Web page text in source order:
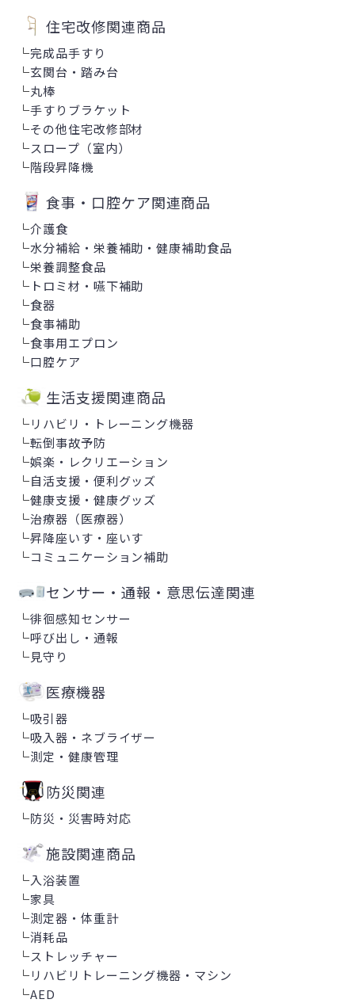
住宅改修関連商品
└完成品手すり
└玄関台・踏み台
└丸棒
└手すりブラケット
└その他住宅改修部材
└スロープ（室内）
└階段昇降機
食事・口腔ケア関連商品
└介護食
└水分補給・栄養補助・健康補助食品
└栄養調整食品
└ トロミ材・嚥下補助
└食器
└食事補助
└食事用エプロン
└口腔ケア
生活支援関連商品
└リハビリ・トレーニング機器
└転倒事故予防
└娯楽・レクリエーション
└自活支援・便利グッズ
└健康支援・健康グッズ
└治療器（医療器）
└昇降座いす・座いす
└コミュニケーション補助
センサー・通報・意思伝達関連
└徘徊感知センサー
└呼び出し・通報
└見守り
医療機器
└吸引器
└吸入器・ネブライザー
└測定・健康管理
防災関連
└防災・災害時対応
施設関連商品
└入浴装置
└家具
└測定器・体重計
└消耗品
└ストレッチャー
└リハビリトレーニング機器・マシン
└AED